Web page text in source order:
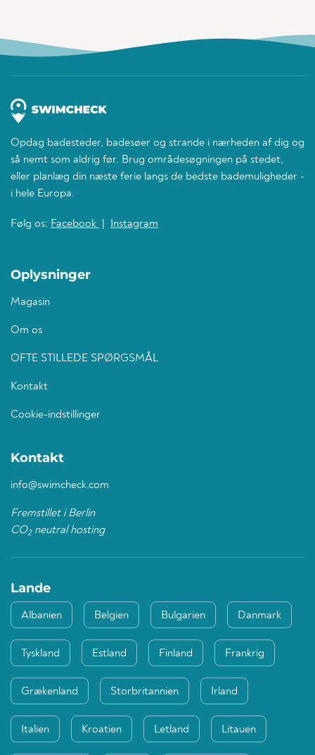
Opdag badesteder, badesøer og strande i nærheden af dig og
så nemt som aldrig før. Brug områdesøgningen på stedet,
eller planlæg din næste ferie langs de bedste bademuligheder -
i hele Europa.
Følg os: Facebook Instagram
Oplysninger
Magasin
Om os
OFTE STILLEDE SPØRGSMÅL
Kontakt
Cookie-indstillinger
Kontakt
info@swimcheck.com
Fremstillet i Berlin
CO2neutral hosting
Lande
Albanien Belgien Bulgarien Danmark
Tyskland Estland Finland Frankrig
Grækenland Storbritannien Irland
Italien Kroatien Letland Litauen